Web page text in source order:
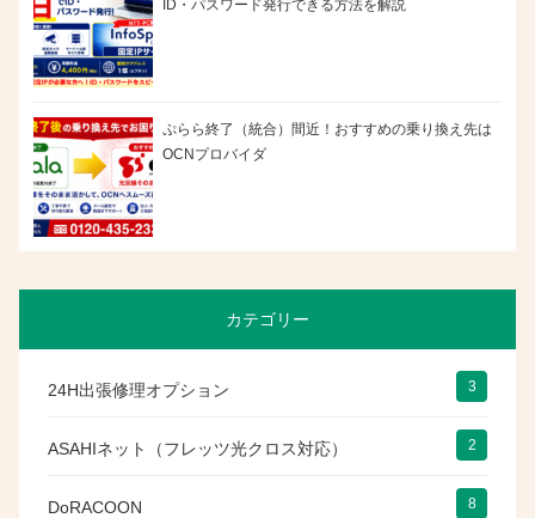
ID・パスワード発行できる方法を解説
ぷらら終了（統合）間近！おすすめの乗り換え先は
OCNプロバイダ
カテゴリー
24H出張修理オプション 3
ASAHIネット（フレッツ光クロス対応） 2
DoRACOON 8